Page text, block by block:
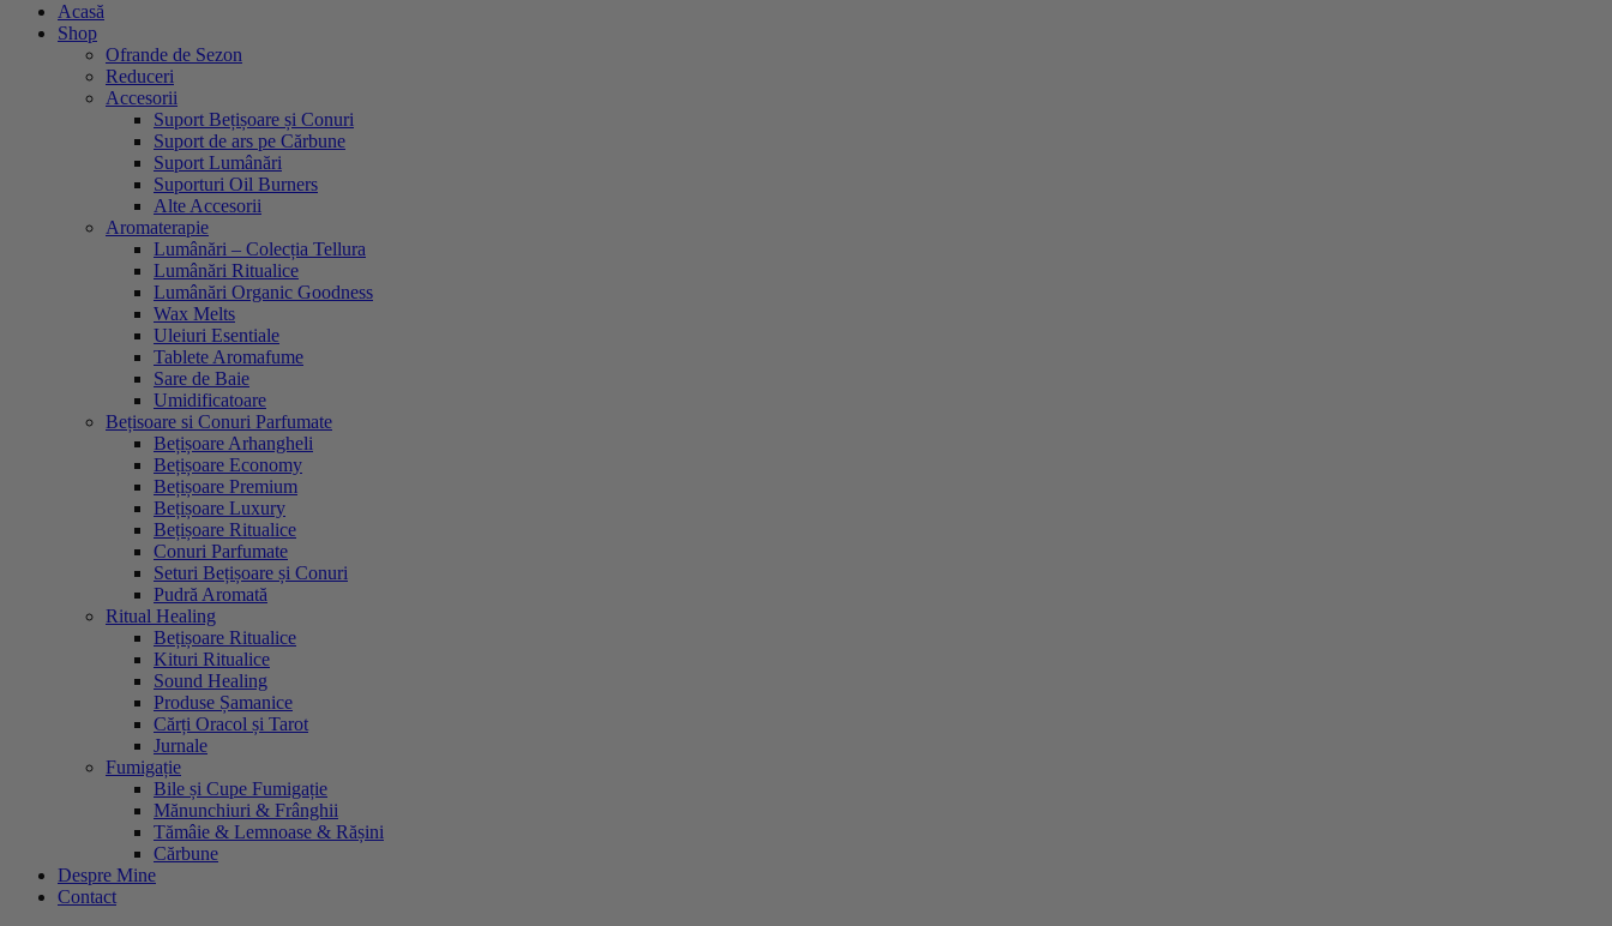
Acasă
Shop
Ofrande de Sezon
Reduceri
Accesorii
Suport Bețișoare și Conuri
Suport de ars pe Cărbune
Suport Lumânări
Suporturi Oil Burners
Alte Accesorii
Aromaterapie
Lumânări – Colecția Tellura
Lumânări Ritualice
Lumânări Organic Goodness
Wax Melts
Uleiuri Esentiale
Tablete Aromafume
Sare de Baie
Umidificatoare
Bețisoare si Conuri Parfumate
Bețișoare Arhangheli
Bețișoare Economy
Bețișoare Premium
Bețișoare Luxury
Bețișoare Ritualice
Conuri Parfumate
Seturi Bețișoare și Conuri
Pudră Aromată
Ritual Healing
Bețișoare Ritualice
Kituri Ritualice
Sound Healing
Produse Șamanice
Cărți Oracol și Tarot
Jurnale
Fumigație
Bile și Cupe Fumigație
Mănunchiuri & Frânghii
Tămâie & Lemnoase & Rășini
Cărbune
Despre Mine
Contact